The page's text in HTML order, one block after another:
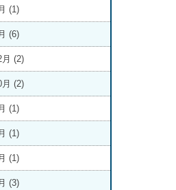
(1)
(6)
月 (2)
月 (2)
(1)
(1)
(1)
(3)